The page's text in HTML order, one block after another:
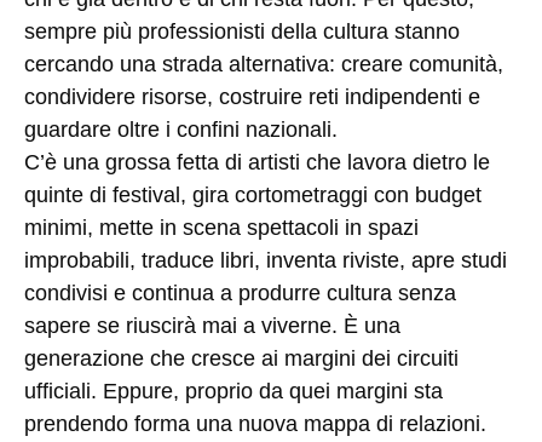
sempre più professionisti della cultura stanno
cercando una strada alternativa: creare comunità,
condividere risorse, costruire reti indipendenti e
guardare oltre i confini nazionali.
C’è una grossa fetta di artisti che lavora dietro le
quinte di festival, gira cortometraggi con budget
minimi, mette in scena spettacoli in spazi
improbabili, traduce libri, inventa riviste, apre studi
condivisi e continua a produrre cultura senza
sapere se riuscirà mai a viverne. È una
generazione che cresce ai margini dei circuiti
ufficiali. Eppure, proprio da quei margini sta
prendendo forma una nuova mappa di relazioni.